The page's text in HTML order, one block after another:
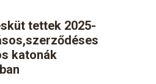
tettek 2025-
katonák